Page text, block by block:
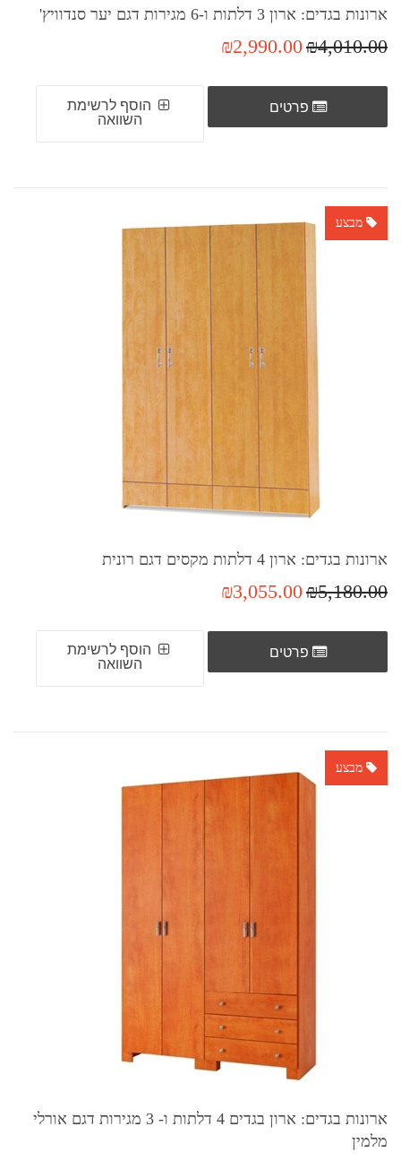
ארונות בגדים: ארון 3 דלתות ו-6 מגירות דגם יער סנדוויץ'
₪4,010.00
₪2,990.00
פרטים
הוסף לרשימת
השוואה
מבצע
ארונות בגדים: ארון 4 דלתות מקסים דגם רונית
₪5,180.00
₪3,055.00
פרטים
הוסף לרשימת
השוואה
מבצע
ארונות בגדים: ארון בגדים 4 דלתות ו- 3 מגירות דגם אורלי
מלמין